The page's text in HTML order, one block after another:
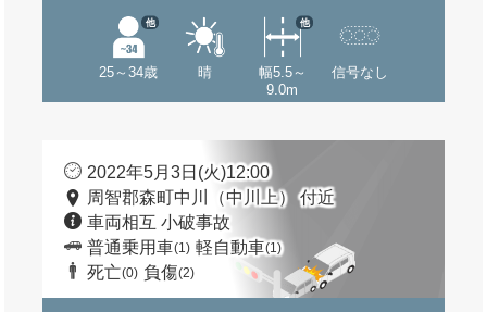
25～34歳
他
晴
幅5.5～
9.0m
他
信号なし
2022年5月3日(火)12:00
周智郡森町中川（中川上） 付近
車両相互 小破事故
普通乗用車(1) 軽自動車(1)
死亡(0) 負傷(2)